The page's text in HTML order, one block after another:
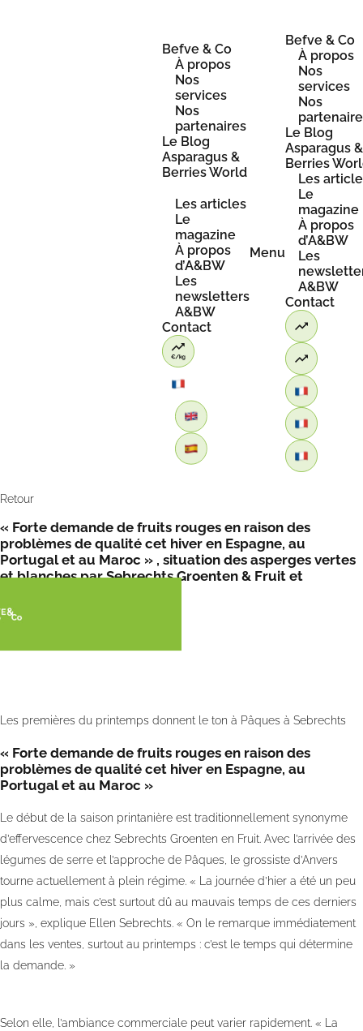
Befve & Co
À propos
Nos
services
Nos
partenaires
Le Blog
Asparagus &
Berries World
Les articles
Le
magazine
À propos
d’A&BW
Les
newsletters
A&BW
Contact
Menu
Befve & Co
À propos
Nos
services
Nos
Le Blog
Asparagus &
Berries
Les
Le
magazine
À propos
d’A&BW
Les
A&BW
Contact
Retour
« Forte demande de fruits rouges en raison des
problèmes de qualité cet hiver en Espagne, au
Portugal et au Maroc » , situation des asperges vertes
et blanches par Sebrechts Groenten & Fruit et
Les premières du printemps donnent le ton à Pâques à Sebrechts
« Forte demande de fruits rouges en raison des
problèmes de qualité cet hiver en Espagne, au
Portugal et au Maroc »
Le début de la saison printanière est traditionnellement synonyme
d’effervescence chez Sebrechts Groenten en Fruit. Avec l’arrivée des
légumes de serre et l’approche de Pâques, le grossiste d’Anvers
tourne actuellement à plein régime. « La journée d’hier a été un peu
plus calme, mais c’est surtout dû au mauvais temps de ces derniers
jours », explique Ellen Sebrechts. « On le remarque immédiatement
dans les ventes, surtout au printemps : c’est le temps qui détermine
la demande. »
Selon elle, l’ambiance commerciale peut varier rapidement. « La